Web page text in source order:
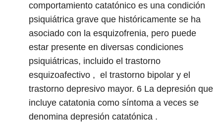
comportamiento catatónico es una condición
psiquiátrica grave que históricamente se ha
asociado con la esquizofrenia, pero puede
estar presente en diversas condiciones
psiquiátricas, incluido el trastorno
esquizoafectivo , el trastorno bipolar y el
trastorno depresivo mayor. 6 La depresión que
incluye catatonia como síntoma a veces se
denomina depresión catatónica .